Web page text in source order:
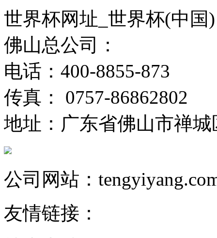
世界杯网址_世界杯(中国)
佛山总公司：
电话：400-8855-873
传真： 0757-86862802
地址：广东省佛山市禅
公司网站：
友情链接：